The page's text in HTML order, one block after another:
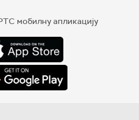
мобилну апликацију